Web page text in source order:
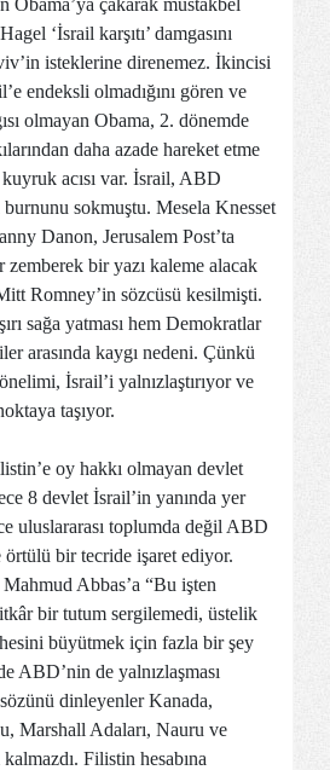
Obama’ya çakarak müstakbel
‘İsrail karşıtı’ damgasını
isteklerine direnemez. İkincisi
endeksli olmadığını gören ve
olmayan Obama, 2. dönemde
daha azade hareket etme
kuyruk acısı var. İsrail, ABD
burnunu sokmuştu. Mesela Knesset
Danon, Jerusalem Post’ta
bir yazı kaleme alacak
Romney’in sözcüsü kesilmişti.
sağa yatması hem Demokratlar
arasında kaygı nedeni. Çünkü
İsrail’i yalnızlaştırıyor ve
taşıyor.
oy hakkı olmayan devlet
8 devlet İsrail’in yanında yer
uluslararası toplumda değil ABD
bir tecride işaret ediyor.
Abbas’a “Bu işten
bir tutum sergilemedi, üstelik
büyütmek için fazla bir şey
ABD’nin de yalnızlaşması
sözünü dinleyenler Kanada,
Marshall Adaları, Nauru ve
Filistin hesabına